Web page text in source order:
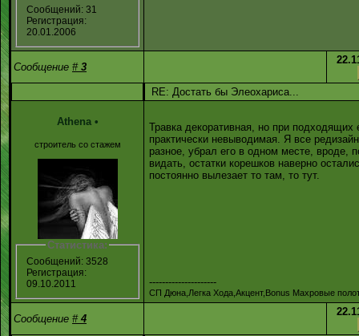
Сообщений: 31
Регистрация:
20.01.2006
Сообщение # 3
RE: Достать бы Элеохариса...
Athena •
строитель со стажем
Статистика:
Сообщений: 3528
Регистрация:
09.10.2011
Травка декоративная, но при подходящих
практически невыводимая. Я все
разное, убрал его в одном месте, вроде,
видать, остатки корешков наверно
постоянно вылезает то там, то тут.
---------------------
СП Дюна,Легка Хода,Акцент,Bonus Махровые
Сообщение # 4